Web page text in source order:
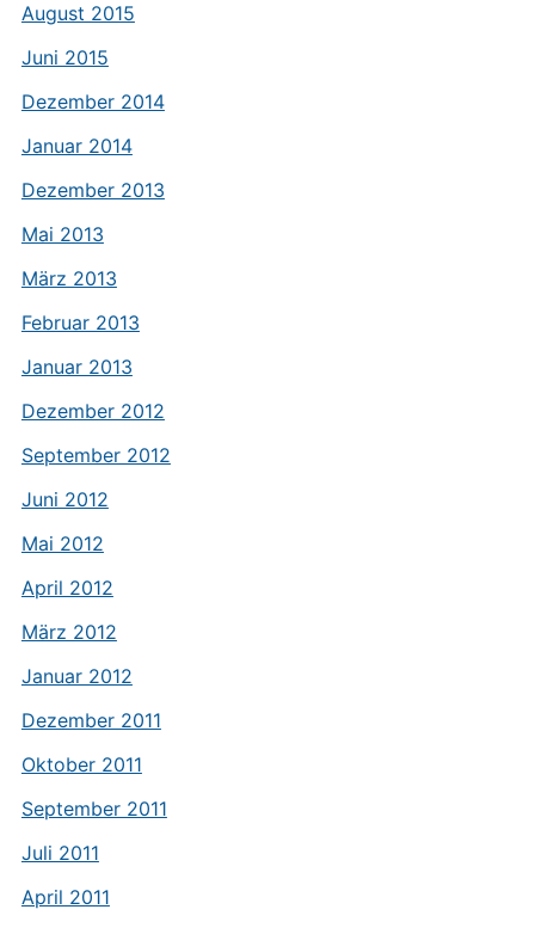
August 2015
Juni 2015
Dezember 2014
Januar 2014
Dezember 2013
Mai 2013
März 2013
Februar 2013
Januar 2013
Dezember 2012
September 2012
Juni 2012
Mai 2012
April 2012
März 2012
Januar 2012
Dezember 2011
Oktober 2011
September 2011
Juli 2011
April 2011